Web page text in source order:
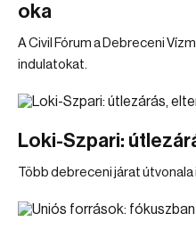
oka
A Civil Fórum a Debreceni
indulatokat.
Loki-Szpari:
Több debreceni járat útvonala